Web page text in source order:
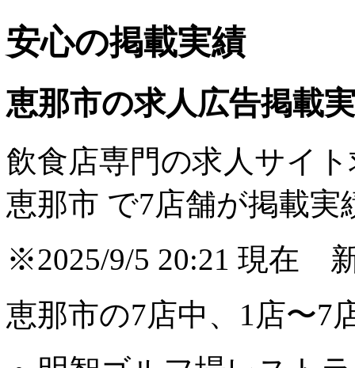
安心の掲載実績
恵那市の求人広告掲載
飲食店専門の求人サイ
恵那市 で7店舗が掲載実
※2025/9/5 20:21 現在
恵那市の7店中、1店〜7